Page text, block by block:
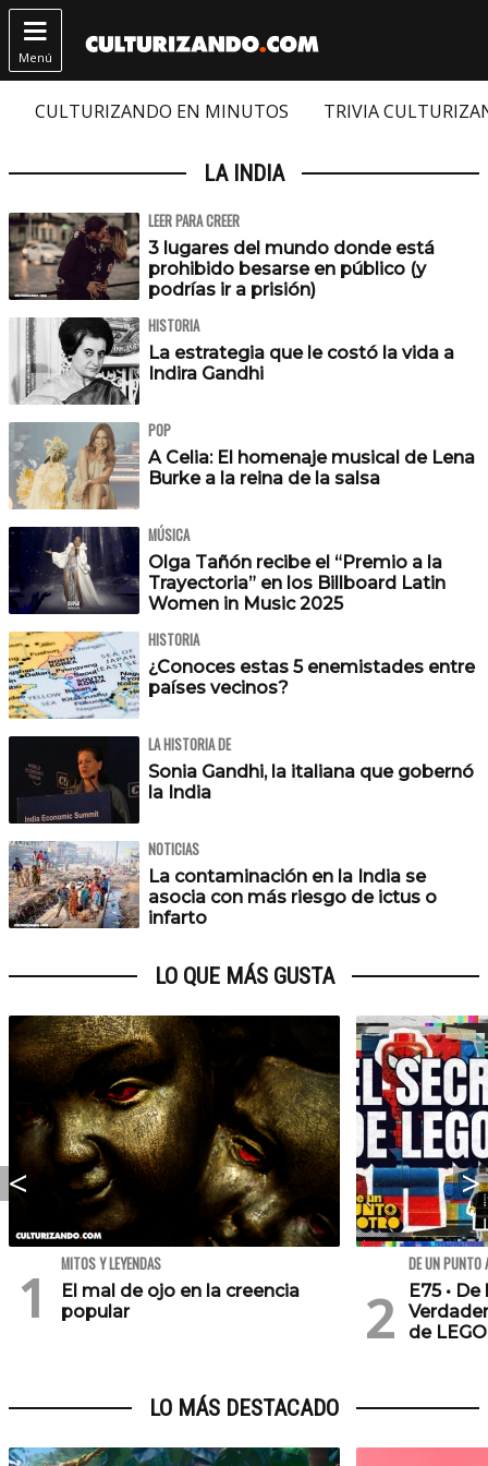

Menú
CULTURIZANDO EN MINUTOS TRIVIA
LA INDIA
LEER PARA CREER
3 lugares del mundo donde está
prohibido besarse en público (y
podrías ir a prisión)
HISTORIA
La estrategia que le costó la vida a
Indira Gandhi
POP
A Celia: El homenaje musical de Lena
Burke a la reina de la salsa
MÚSICA
Olga Tañón recibe el “Premio a la
Trayectoria” en los Billboard Latin
Women in Music 2025
HISTORIA
¿Conoces estas 5 enemistades entre
países vecinos?
LA HISTORIA DE
Sonia Gandhi, la italiana que gobernó
la India
NOTICIAS
La contaminación en la India se
asocia con más riesgo de ictus o
infarto
LO QUE MÁS GUSTA
MITOS Y LEYENDAS
El mal de ojo en la creencia
popular
DE UN PUNTO
E75 •
de
LO MÁS DESTACADO